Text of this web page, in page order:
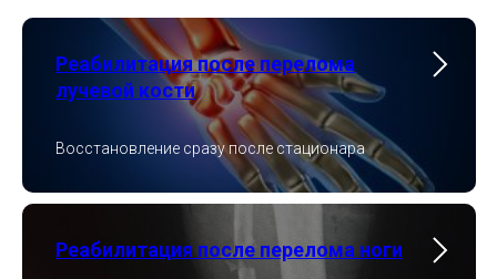
Реабилитация после перелома
лучевой кости
Восстановление сразу после стационара
Реабилитация после перелома ноги